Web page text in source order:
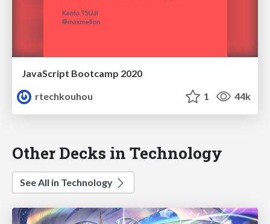
JavaScript Bootcamp 2020
rtechkouhou
1 44k
Other Decks in Technology
See All in Technology